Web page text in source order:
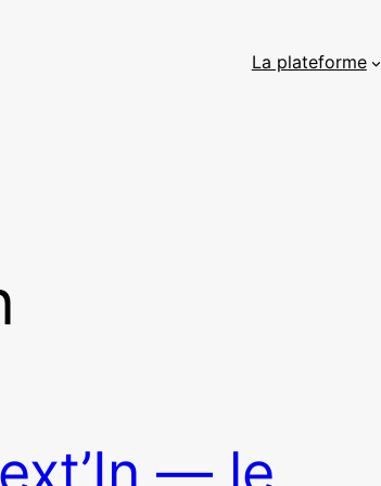
La plateforme
— le